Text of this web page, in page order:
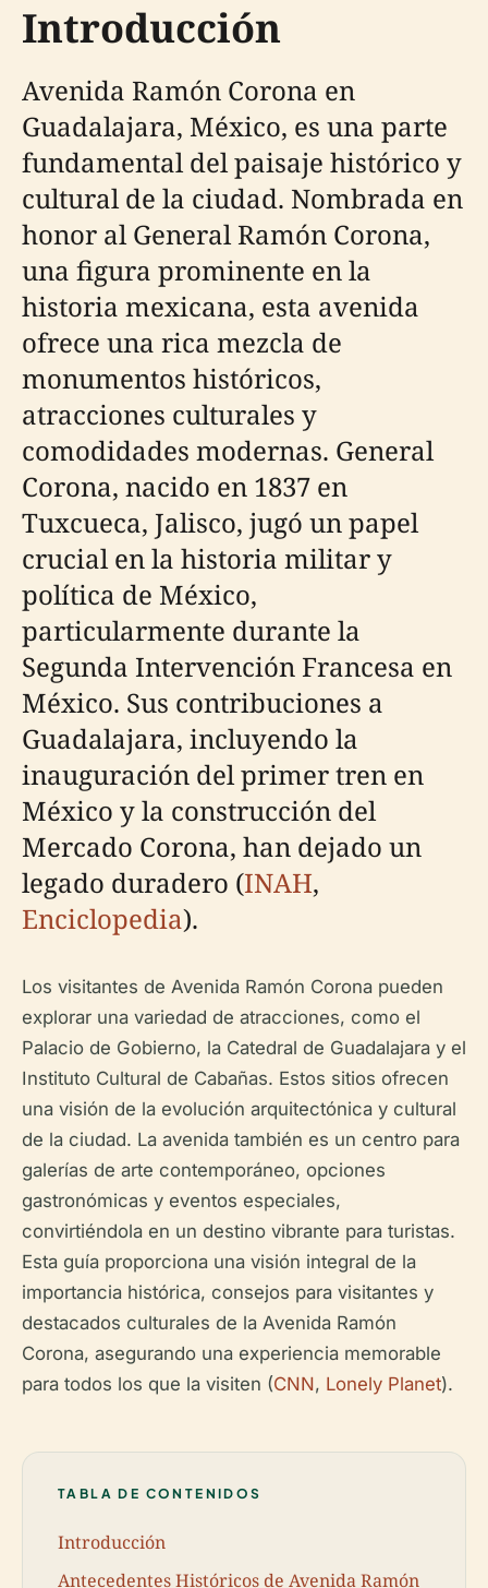
Introducción
Avenida Ramón Corona en
Guadalajara, México, es una parte
fundamental del paisaje histórico y
cultural de la ciudad. Nombrada en
honor al General Ramón Corona,
una figura prominente en la
historia mexicana, esta avenida
ofrece una rica mezcla de
monumentos históricos,
atracciones culturales y
comodidades modernas. General
Corona, nacido en 1837 en
Tuxcueca, Jalisco, jugó un papel
crucial en la historia militar y
política de México,
particularmente durante la
Segunda Intervención Francesa en
México. Sus contribuciones a
Guadalajara, incluyendo la
inauguración del primer tren en
México y la construcción del
Mercado Corona, han dejado un
legado duradero (INAH,
Enciclopedia).
Los visitantes de Avenida Ramón Corona pueden
explorar una variedad de atracciones, como el
Palacio de Gobierno, la Catedral de Guadalajara y el
Instituto Cultural de Cabañas. Estos sitios ofrecen
una visión de la evolución arquitectónica y cultural
de la ciudad. La avenida también es un centro para
galerías de arte contemporáneo, opciones
gastronómicas y eventos especiales,
convirtiéndola en un destino vibrante para turistas.
Esta guía proporciona una visión integral de la
importancia histórica, consejos para visitantes y
destacados culturales de la Avenida Ramón
Corona, asegurando una experiencia memorable
para todos los que la visiten (CNN, Lonely Planet).
TABLA DE CONTENIDOS
Introducción
Antecedentes Históricos de Avenida Ramón